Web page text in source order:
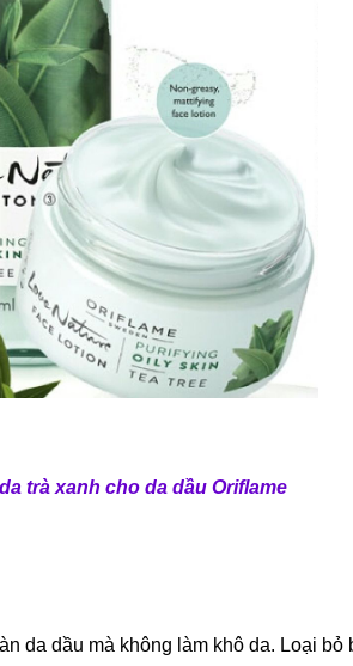
trà xanh cho da dầu Oriflame
da dầu mà không làm khô da. Loại bỏ